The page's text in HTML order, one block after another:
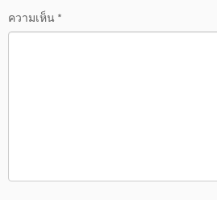
ความเห็น *